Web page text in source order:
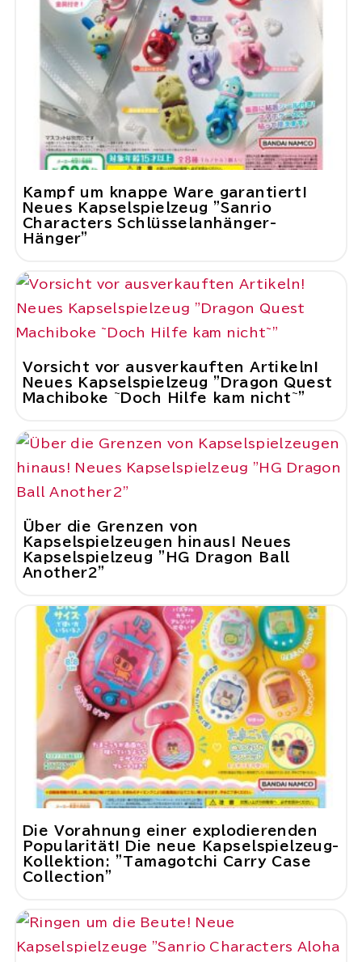
Kampf um knappe Ware garantiert!
Neues Kapselspielzeug "Sanrio
Characters Schlüsselanhänger-
Hänger"
Vorsicht vor ausverkauften Artikeln!
Neues Kapselspielzeug "Dragon Quest
Machiboke ~Doch Hilfe kam nicht~"
Über die Grenzen von
Kapselspielzeugen hinaus! Neues
Kapselspielzeug "HG Dragon Ball
Another2"
Die Vorahnung einer explodierenden
Popularität! Die neue Kapselspielzeug-
Kollektion: "Tamagotchi Carry Case
Collection"